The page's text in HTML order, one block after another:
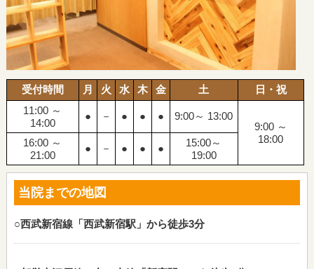
受付時間 月 火 水 木 金 土
日・祝
11:00 ～
14:00
● － ● ● ●
9:00～ 13:00
9:00 ～
18:00
16:00 ～
21:00
● － ● ● ●
15:00～
19:00
当院までの地図
○西武新宿線「西武新宿駅」から徒歩3分